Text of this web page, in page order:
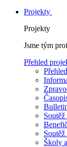
Projekty
Projekty
Jsme tým
Přehled
Školy